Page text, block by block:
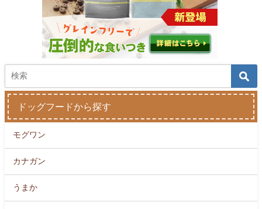
ドッグフードから探す
モグワン
カナガン
うまか